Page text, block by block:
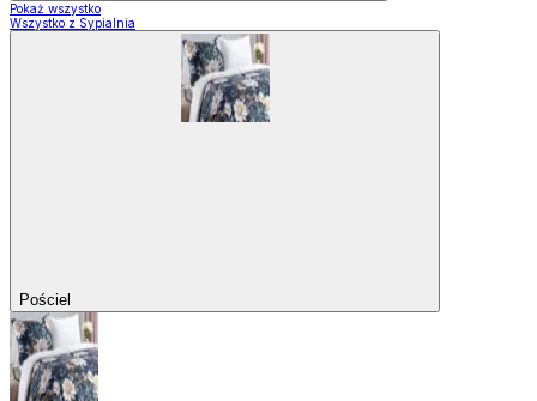
Pokaż wszystko
Wszystko z Sypialnia
Pościel